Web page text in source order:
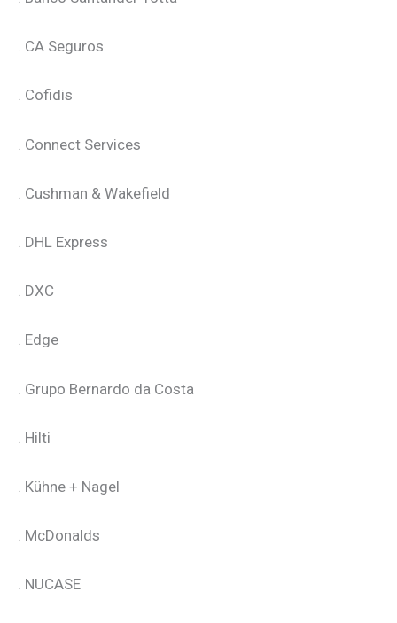
. CA Seguros
. Cofidis
. Connect Services
. Cushman & Wakefield
. DHL Express
. DXC
. Edge
. Grupo Bernardo da Costa
. Hilti
. Kühne + Nagel
. McDonalds
. NUCASE